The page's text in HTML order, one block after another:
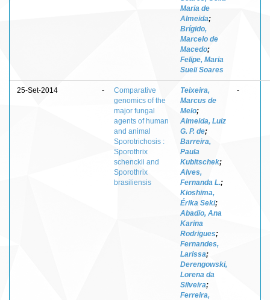
Maria de
Almeida;
Brígido,
Marcelo de
Macedo;
Felipe, Maria
Sueli Soares
25-Set-2014 -
Comparative
genomics of the
major fungal
agents of human
and animal
Sporotrichosis :
Sporothrix
schenckii and
Sporothrix
brasiliensis
Teixeira,
Marcus de
Melo;
Almeida, Luiz
G. P. de;
Barreira,
Paula
Kubitschek;
Alves,
Fernanda L.;
Kioshima,
Érika Seki;
Abadio, Ana
Karina
Rodrigues;
Fernandes,
Larissa;
Derengowski,
Lorena da
Silveira;
Ferreira,
-